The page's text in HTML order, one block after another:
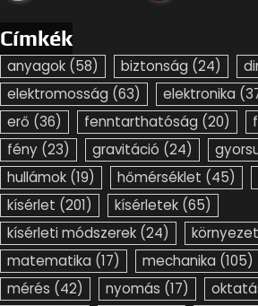
Címkék
anyagok (58) biztonság (24)
elektromosság (63) elektronika
erő (36) fenntarthatóság (20)
fény (23) gravitáció (24)
hullámok (19) hőmérséklet (45)
kísérlet (201) kísérletek (65)
kísérleti módszerek (24) környezet
matematika (17) mechanika (105)
mérés (42) nyomás (17)